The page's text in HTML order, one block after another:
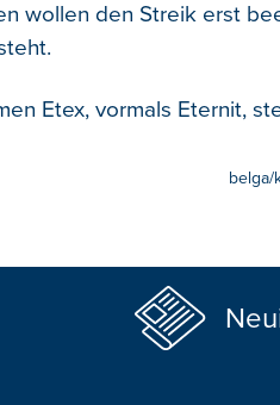
wollen den Streik erst
Etex, vormals Eternit,
belga/